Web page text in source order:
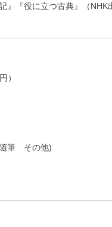
』『役に立つ古典』（NHK
）
筆 その他)